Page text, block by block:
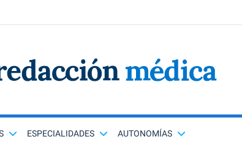
ESPECIALIDADES AUTONOMÍAS